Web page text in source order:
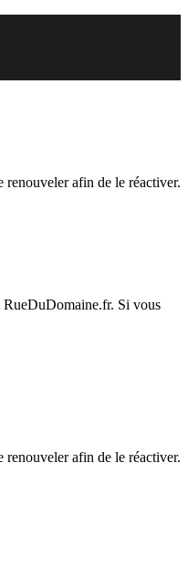
renouveler afin de le réactiver.
RueDuDomaine.fr. Si vous
renouveler afin de le réactiver.